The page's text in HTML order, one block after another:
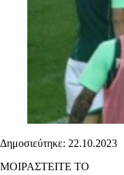
Δημοσιεύτηκε: 22.10.2023
ΜΟΙΡΑΣΤΕΙΤΕ ΤΟ